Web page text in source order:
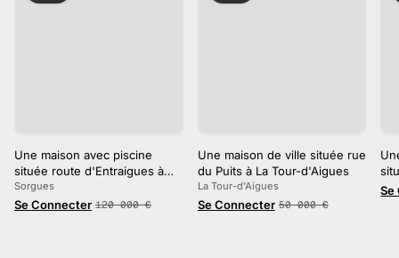
Une maison avec piscine
située route d'Entraigues à
Sorgues
Sorgues
Se Connecter 120 000 €
Une maison de ville située rue
du Puits à La Tour-d'Aigues
La Tour-d'Aigues
Se Connecter 50 000 €
de
Se